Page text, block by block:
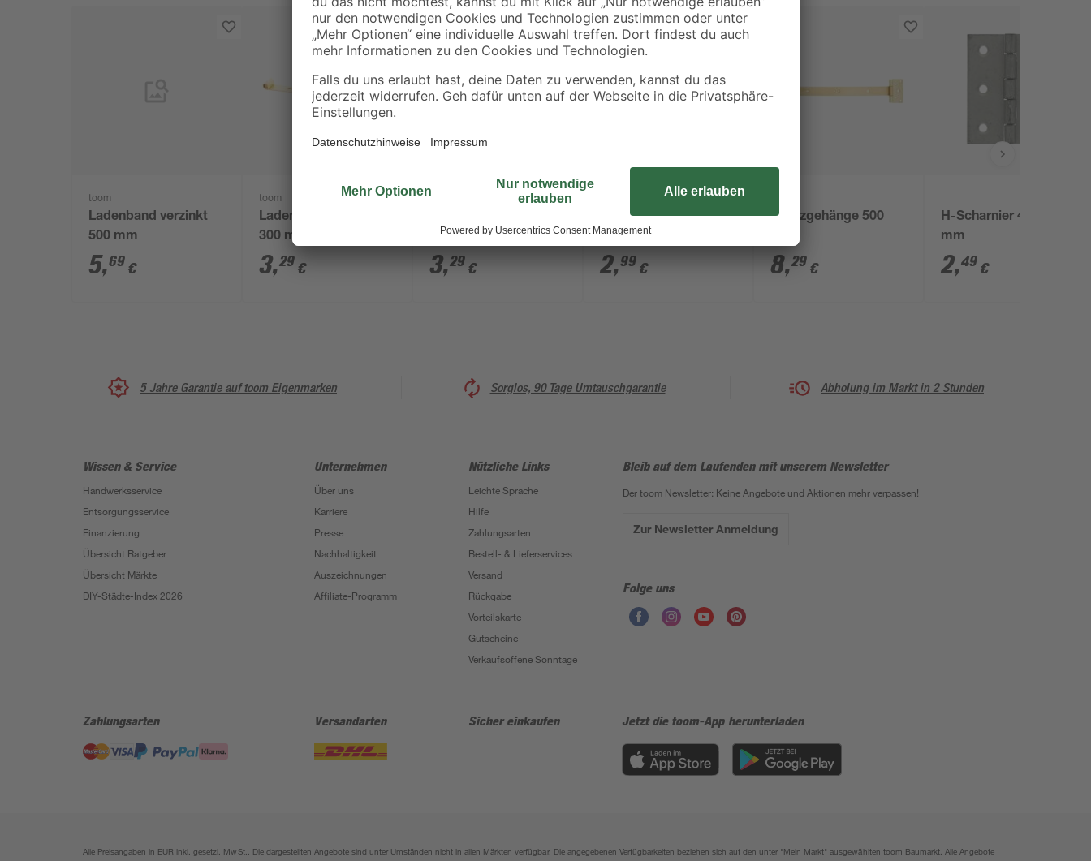
toom
Ladenband verzinkt
500 mm
5,69 €
toom
Ladenband verzinkt
300 mm
3,29 €
toom
verzinkt Ø 13 mm
Abstand 10 mm
3,29 €
Haken auf Platte
verzinkt Ø 13 mm
Abstand 25 mm
2,99 €
Kreuzgehänge 500
8,29 €
H-Scharnier 46 x 60
mm
2,49 €
5 Jahre Garantie auf toom Eigenmarken Sorglos, 90 Tage Umtauschgarantie Abholung im Markt in 2 Stunden
Wissen & Service
Handwerksservice
Entsorgungsservice
Finanzierung
Übersicht Ratgeber
Übersicht Märkte
DIY-Städte-Index 2026
Unternehmen
Über uns
Karriere
Presse
Nachhaltigkeit
Auszeichnungen
Affiliate-Programm
Nützliche Links
Leichte Sprache
Hilfe
Zahlungsarten
Bestell- & Lieferservices
Versand
Rückgabe
Vorteilskarte
Gutscheine
Verkaufsoffene Sonntage
Bleib auf dem Laufenden mit unserem Newsletter
Der toom Newsletter: Keine Angebote und Aktionen mehr verpassen!
Zur Newsletter Anmeldung
Folge uns
Zahlungsarten Versandarten Sicher einkaufen Jetzt die toom-App herunterladen
Alle Preisangaben in EUR inkl. gesetzl. MwSt.. Die dargestellten Angebote sind unter Umständen nicht in allen Märkten verfügbar. Die angegebenen Verfügbarkeiten beziehen sich auf den unter "Mein Markt" ausgewählten toom Baumarkt. Alle Angebote